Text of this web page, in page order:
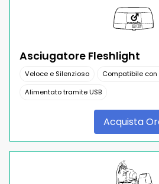
Asciugatore Fleshlight
Veloce e Silenzioso
Compatibile
Alimentato tramite USB
Acquista